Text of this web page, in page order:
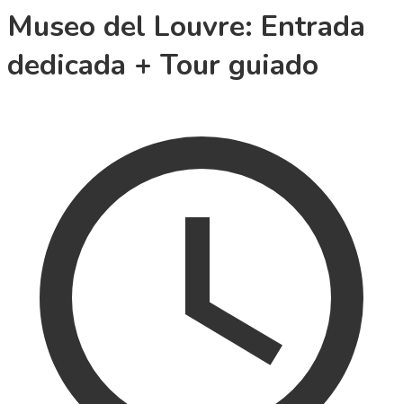
Museo del Louvre: Entrada
dedicada + Tour guiado